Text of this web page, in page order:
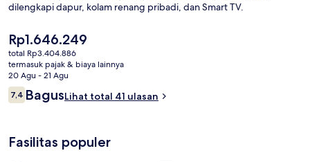
dilengkapi dapur, kolam renang pribadi, dan Smart TV.
Harga
saat
ini
Rp1.646.249
Rp1.646.249
total Rp3.404.886
termasuk pajak & biaya lainnya
20 Agu - 21 Agu
Ulasan
7,47,4 dari 10
BagusLihat total 41 ulasan
Fasilitas populer